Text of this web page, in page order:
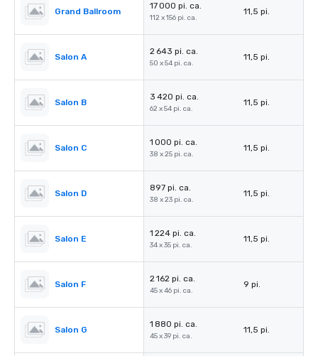
Grand Ballroom
17 000 pi. ca.
112 x 156 pi. ca.
11,5 pi.
Salon A
2 643 pi. ca.
50 x 54 pi. ca.
11,5 pi.
Salon B
3 420 pi. ca.
62 x 54 pi. ca.
11,5 pi.
Salon C
1 000 pi. ca.
38 x 25 pi. ca.
11,5 pi.
Salon D
897 pi. ca.
38 x 23 pi. ca.
11,5 pi.
Salon E
1 224 pi. ca.
34 x 35 pi. ca.
11,5 pi.
Salon F
2 162 pi. ca.
45 x 46 pi. ca.
9 pi.
Salon G
1 880 pi. ca.
45 x 39 pi. ca.
11,5 pi.